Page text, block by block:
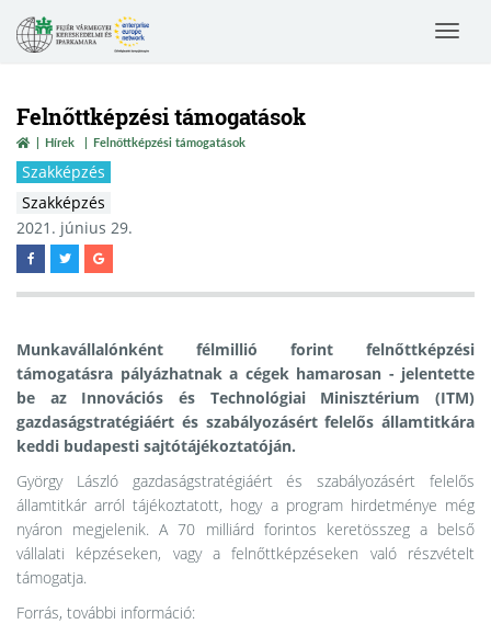
Toggle
Felnőttképzési támogatások
Hírek Felnőttképzési támogatások
Szakképzés
Szakképzés
2021. június 29.
Munkavállalónként félmillió forint felnőttképzési
támogatásra pályázhatnak a cégek hamarosan - jelentette
be az Innovációs és Technológiai Minisztérium (ITM)
gazdaságstratégiáért és szabályozásért felelős államtitkára
keddi budapesti sajtótájékoztatóján.
György László gazdaságstratégiáért és szabályozásért felelős
államtitkár arról tájékoztatott, hogy a program hirdetménye még
nyáron megjelenik. A 70 milliárd forintos keretösszeg a belső
vállalati képzéseken, vagy a felnőttképzéseken való részvételt
támogatja.
Forrás, további információ: